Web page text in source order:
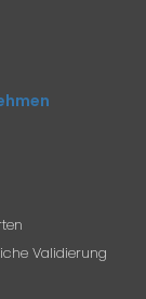
Validierung